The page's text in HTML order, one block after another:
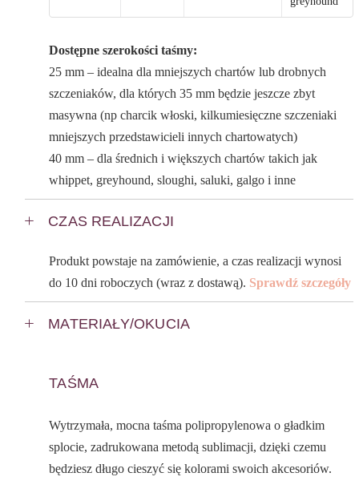
Dostępne szerokości taśmy:
25 mm – idealna dla mniejszych chartów lub drobnych
szczeniaków, dla których 35 mm będzie jeszcze zbyt
masywna (np charcik włoski, kilkumiesięczne szczeniaki
mniejszych przedstawicieli innych chartowatych)
40 mm – dla średnich i większych chartów takich jak
whippet, greyhound, sloughi, saluki, galgo i inne
CZAS REALIZACJI
Produkt powstaje na zamówienie, a czas realizacji wynosi
do 10 dni roboczych (wraz z dostawą). Sprawdź szczegóły
MATERIAŁY/OKUCIA
TAŚMA
Wytrzymała, mocna taśma polipropylenowa o gładkim
splocie, zadrukowana metodą sublimacji, dzięki czemu
będziesz długo cieszyć się kolorami swoich akcesoriów.